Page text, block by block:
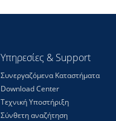
Υπηρεσίες & Support
Συνεργαζόμενα Καταστήματα
Download Center
Τεχνική Υποστήριξη
Σύνθετη αναζήτηση